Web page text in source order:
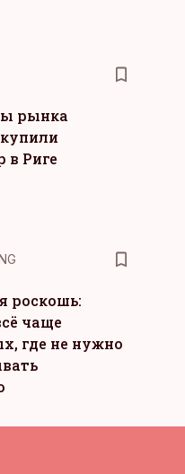
рынка
в Риге
роскошь:
чаще
где не нужно